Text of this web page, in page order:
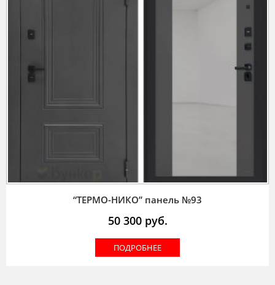
“ТЕРМО-НИКО” панель №93
50 300руб.
ПОДРОБНЕЕ